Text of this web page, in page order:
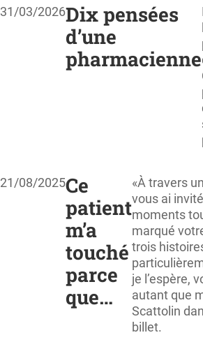
31/03/2026Dix pensées
d’une
pharmacienne
21/08/2025Ce
patient
m’a
touché
parce
que…
«À travers
vous ai
moments
marqué
trois
je l’espère,
autant que
Scattolin
billet.